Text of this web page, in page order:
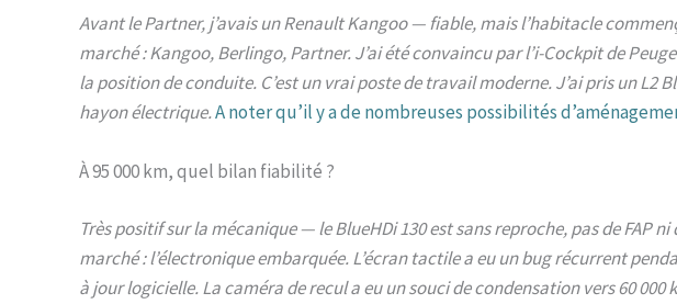
Avant le Partner, j’avais un Renault Kangoo — fiable, mais l’habitacle
marché : Kangoo, Berlingo, Partner. J’ai été convaincu par l’i-Cockpit de
la position de conduite. C’est un vrai poste de travail moderne. J’ai pris un L2
hayon électrique.A noter qu’il y a de nombreuses possibilités
À 95 000 km, quel bilan fiabilité ?
Très positif sur la mécanique — le BlueHDi 130 est sans reproche, pas de FAP
marché : l’électronique embarquée. L’écran tactile a eu un bug récurrent
à jour logicielle. La caméra de recul a eu un souci de condensation vers 60